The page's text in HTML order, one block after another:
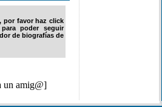
por favor haz click
poder seguir
de biografías de
un amig@]